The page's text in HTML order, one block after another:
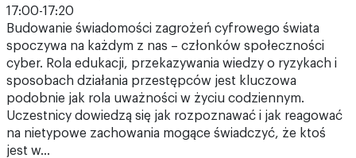
17:00-17:20
Budowanie świadomości zagrożeń cyfrowego świata
spoczywa na każdym z nas – członków społeczności
cyber. Rola edukacji, przekazywania wiedzy o ryzykach i
sposobach działania przestępców jest kluczowa
podobnie jak rola uważności w życiu codziennym.
Uczestnicy dowiedzą się jak rozpoznawać i jak reagować
na nietypowe zachowania mogące świadczyć, że ktoś
jest w…